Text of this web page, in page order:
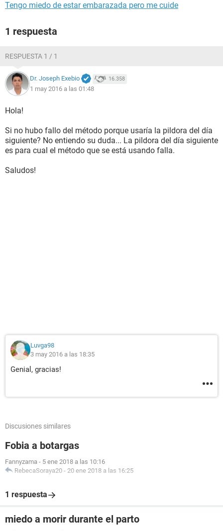
Tengo miedo de estar embarazada pero me cuide
1 respuesta
RESPUESTA 1 / 1
Dr. Joseph Exebio 16.358
1 may 2016 a las 01:48
Hola!
Si no hubo fallo del método porque usaría la pildora del día
siguiente? No entiendo su duda... La pildora del día siguiente
es para cual el método que se está usando falla.
Saludos!
Luvga98
3 may 2016 a las 18:35
Genial, gracias!
Discusiones similares
Fobia a botargas
Fannyzama - 5 ene 2018 a las 10:16
RebecaSoraya20 - 20 ene 2018 a las 16:25
1 respuesta
miedo a morir durante el parto